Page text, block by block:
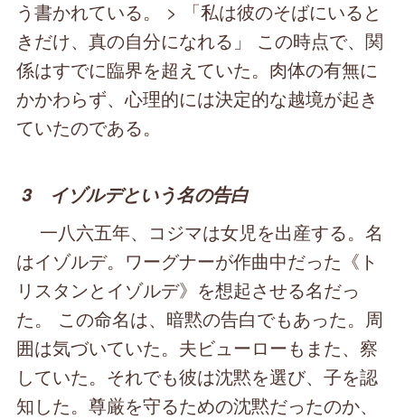
う書かれている。 > 「私は彼のそばにいると
きだけ、真の自分になれる」 この時点で、関
係はすでに臨界を超えていた。肉体の有無に
かかわらず、心理的には決定的な越境が起き
ていたのである。
3 イゾルデという名の告白
一八六五年、コジマは女児を出産する。名
はイゾルデ。ワーグナーが作曲中だった《ト
リスタンとイゾルデ》を想起させる名だっ
た。 この命名は、暗黙の告白でもあった。周
囲は気づいていた。夫ビューローもまた、察
していた。それでも彼は沈黙を選び、子を認
知した。尊厳を守るための沈黙だったのか、